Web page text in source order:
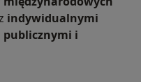
indywidualnymi
i